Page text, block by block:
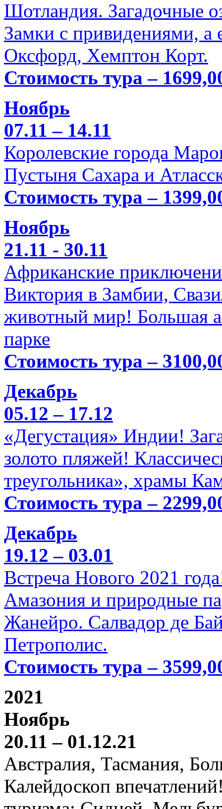
Шотландия. Загадочные
Замки с привидениями,
Оксфорд, Хемптон Корт.
Стоимость тура –
Ноябрь
07.11 – 14.11
Королевские города
Пустыня Сахара и
Стоимость тура –
Ноябрь
21.11 - 30.11
Африканские
Виктория в Замбии,
животный мир! Большая
парке
Стоимость тура –
Декабрь
05.12 – 17.12
«Дегустация» Индии!
золото пляжей!
треугольника», храмы
Стоимость тура –
Декабрь
19.12 – 03.01
Встреча Нового 2021
Амазония и природные
Жанейро. Салвадор де
Петрополис.
Стоимость тура –
2021
Ноябрь
20.11 – 01.12.21
Австралия, Тасмания,
Калейдоскоп